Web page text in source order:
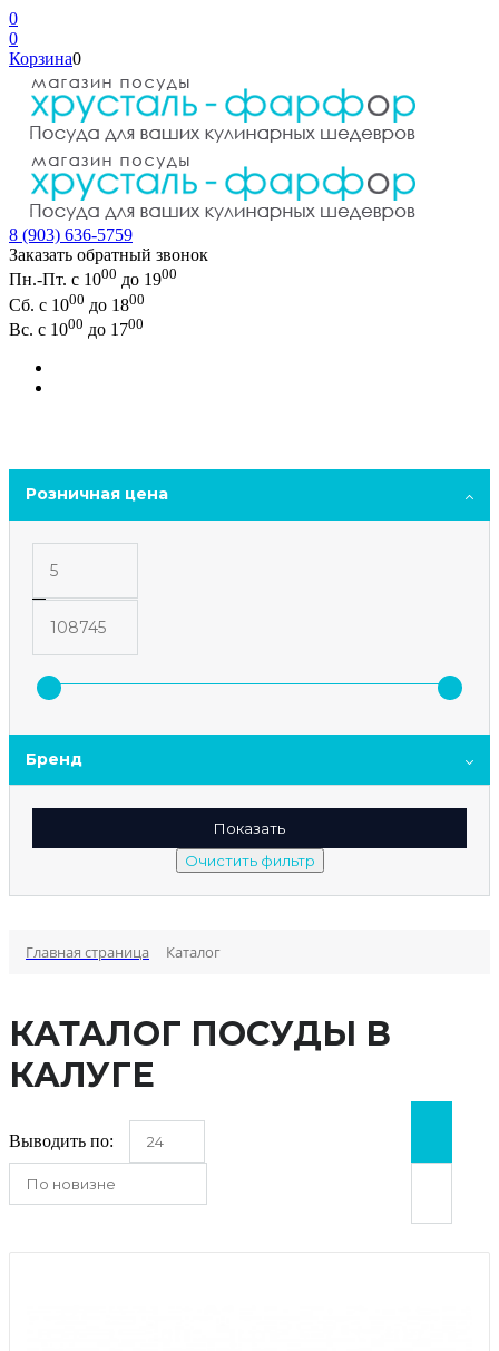
0
0
Корзина0
8 (903) 636-5759
Заказать обратный звонок
Пн.-Пт. с 1000 до 1900
Сб. с 1000 до 1800
Вс. с 1000 до 1700
Розничная цена
Бренд
Главная страница Каталог
КАТАЛОГ ПОСУДЫ В
КАЛУГЕ
Выводить по: 24
По новизне